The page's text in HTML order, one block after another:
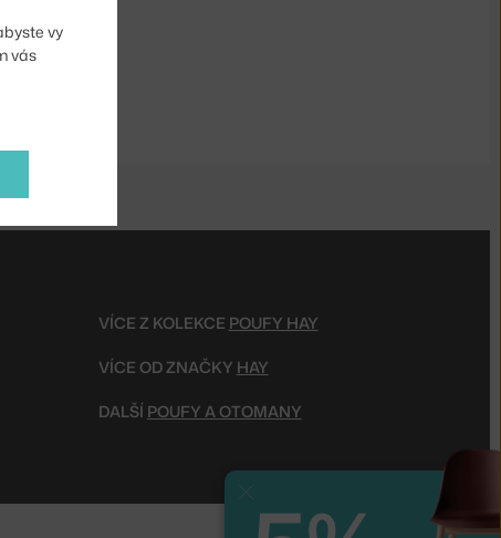
VÍCE Z KOLEKCE POUFY HAY
VÍCE OD ZNAČKY HAY
DALŠÍ POUFY A OTOMANY
vy
vás